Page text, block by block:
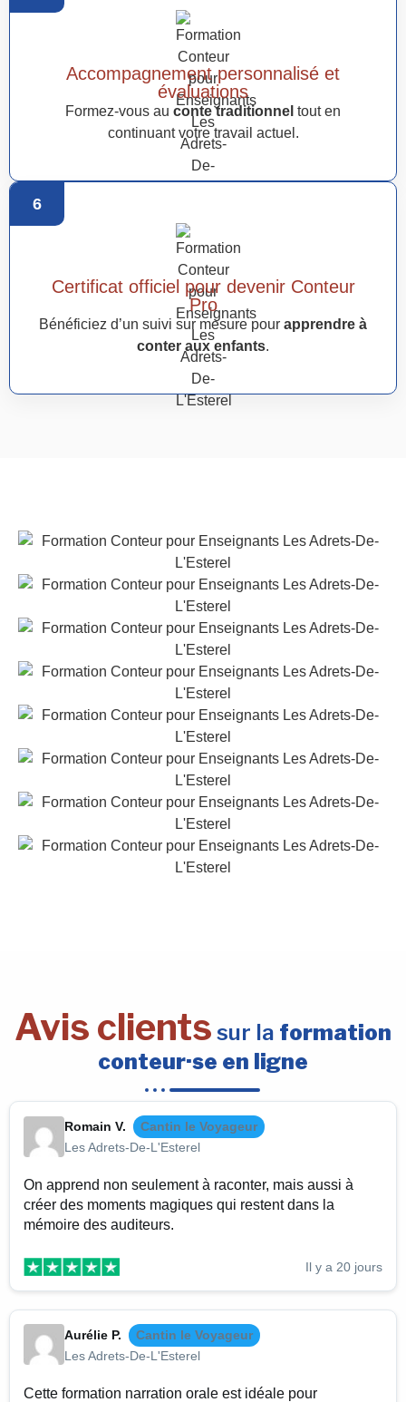
Accompagnement personnalisé et
évaluations
Formez-vous au conte traditionnel tout en
continuant votre travail actuel.
6
Certificat officiel pour devenir Conteur
Pro
Bénéficiez d’un suivi sur mesure pour apprendre à
conter aux enfants.
Avis clients sur la formation
conteur·se en ligne
Romain V.
Cantin le Voyageur
Les Adrets-De-L'Esterel
On apprend non seulement à raconter, mais aussi à
créer des moments magiques qui restent dans la
mémoire des auditeurs.
Il y a 20 jours
Aurélie P.
Cantin le Voyageur
Les Adrets-De-L'Esterel
Cette formation narration orale est idéale pour